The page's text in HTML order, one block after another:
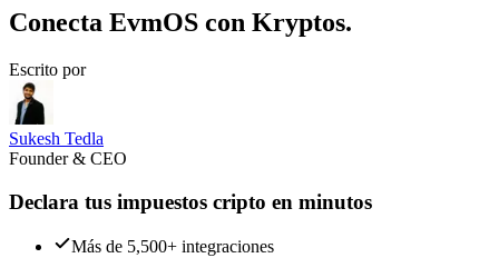
Conecta EvmOS con Kryptos.
Escrito por
Sukesh Tedla
Founder & CEO
Declara tus impuestos cripto en minutos
Más de 5,500+ integraciones